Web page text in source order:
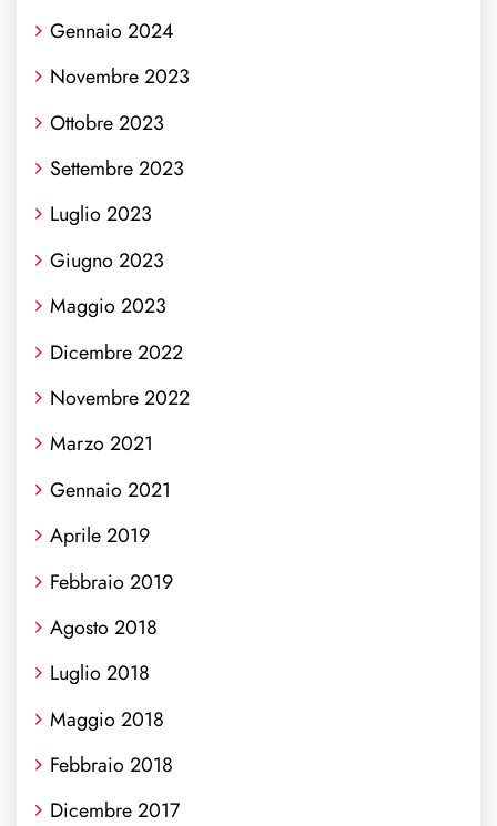
Gennaio 2024
Novembre 2023
Ottobre 2023
Settembre 2023
Luglio 2023
Giugno 2023
Maggio 2023
Dicembre 2022
Novembre 2022
Marzo 2021
Gennaio 2021
Aprile 2019
Febbraio 2019
Agosto 2018
Luglio 2018
Maggio 2018
Febbraio 2018
Dicembre 2017